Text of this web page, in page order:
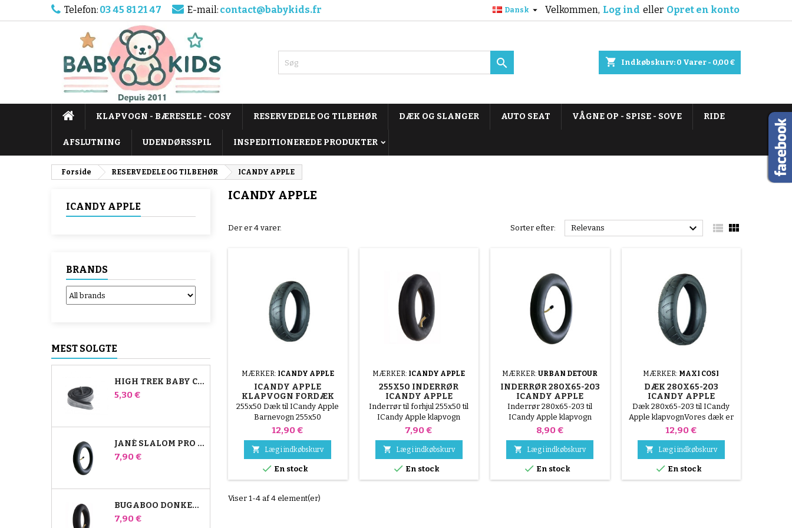
Telefon: 03 45 81 21 47 E-mail: contact@babykids.fr Velkommen, Log ind eller Opret en konto
Dansk 
shopping_cart Indkøbskurv: 0 Varer - 0,00 €

KLAPVOGN - BÆRESELE - COSY RESERVEDELE OG TILBEHØR DÆK OG SLANGER AUTO SEAT VÅGNE OP - SPISE - SOVE RIDE
AFSLUTNING UDENDØRSSPIL INSPEDITIONEREDE PRODUKTER
Forside RESERVEDELE OG TILBEHØR ICANDY APPLE
ICANDY APPLE
BRANDS
MEST SOLGTE
HIGH TREK BABY COMFORT INDERSLANGE
Pris
5,30 €
JANÉ SLALOM PRO OG POWERTWIN KLAPVOGNS INDERRØR
Pris
7,90 €
BUGABOO DONKEY STROLLER FRONT AIR CHAMBER
Pris
7,90 €
ICANDY APPLE
Der er 4 varer. Sorter efter: Relevans   
MÆRKER: ICANDY APPLE
ICANDY APPLE
KLAPVOGN FORDÆK
255X50
255x50 Dæk til ICandy Apple
Barnevogn 255x50
Pris
12,90 €
 Læg i indkøbskurv
 En stock
MÆRKER: ICANDY APPLE
255X50 INDERRØR
ICANDY APPLE
KLAPVOGN
Inderrør til forhjul 255x50 til
ICandy Apple klapvogn
Pris
7,90 €
 Læg i indkøbskurv
 En stock
MÆRKER:URBAN DETOUR
INDERRØR 280X65-203
ICANDY APPLE
KLAPVOGN
Inderrør 280x65-203 til
ICandy Apple klapvogn
Pris
8,90 €
 Læg i indkøbskurv
 En stock
MÆRKER: MAXI COSI
DÆK 280X65-203
ICANDY APPLE
KLAPVOGN
Dæk 280x65-203 til ICandy
Apple klapvognVores dæk er
let deformerede, dækket
genvinder sin form efter
montering og tryksætning.
Pris
12,90 €
 Læg i indkøbskurv
 En stock
Viser 1-4 af 4 element(er)